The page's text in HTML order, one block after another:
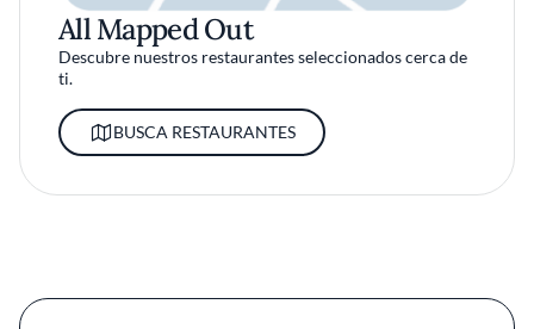
All Mapped Out
Descubre nuestros restaurantes seleccionados cerca de
ti.
BUSCA RESTAURANTES